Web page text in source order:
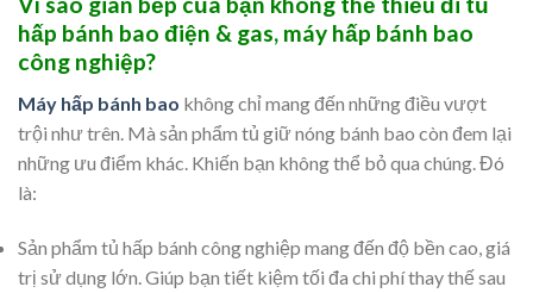
hấp bánh bao điện & gas, máy hấp bánh bao
công nghiệp?
Máy hấp bánh bao không chỉ mang đến những điều vượt
trội như trên. Mà sản phẩm tủ giữ nóng bánh bao còn đem lại
những ưu điểm khác. Khiến bạn không thể bỏ qua chúng. Đó
là:
Sản phẩm tủ hấp bánh công nghiệp mang đến độ bền cao, giá
trị sử dụng lớn. Giúp bạn tiết kiệm tối đa chi phí thay thế sau